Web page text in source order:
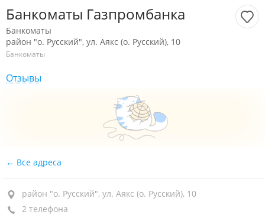
Банкоматы Газпромбанка
Банкоматы
район "о. Русский", ул. Аякс (о. Русский), 10
Банкоматы
Отзывы
Все адреса
район "о. Русский", ул. Аякс (о. Русский), 10
2 телефона